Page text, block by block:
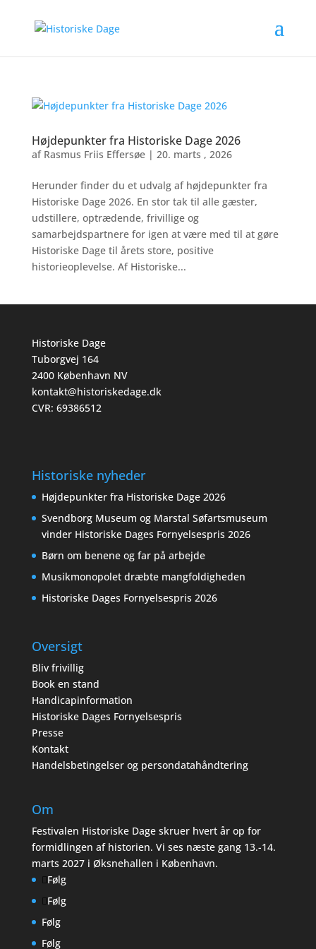
Højdepunkter fra Historiske Dage 2026
af Rasmus Friis Effersøe| 20. marts , 2026
Herunder finder du et udvalg af højdepunkter fra
Historiske Dage 2026. En stor tak til alle gæster,
udstillere, optrædende, frivillige og
samarbejdspartnere for igen at være med til at gøre
Historiske Dage til årets store, positive
historieoplevelse. Af Historiske...
Historiske Dage
Tuborgvej 164
2400 København NV
kontakt@historiskedage.dk
CVR: 69386512
Historiske nyheder
Højdepunkter fra Historiske Dage 2026
Svendborg Museum og Marstal Søfartsmuseum
vinder Historiske Dages Fornyelsespris 2026
Børn om benene og far på arbejde
Musikmonopolet dræbte mangfoldigheden
Historiske Dages Fornyelsespris 2026
Oversigt
Bliv frivillig
Book en stand
Handicapinformation
Historiske Dages Fornyelsespris
Presse
Kontakt
Handelsbetingelser og persondatahåndtering
Om
Festivalen Historiske Dage skruer hvert år op for
formidlingen af historien. Vi ses næste gang 13.-14.
marts 2027 i Øksnehallen i København.
Følg
Følg
Følg
Følg